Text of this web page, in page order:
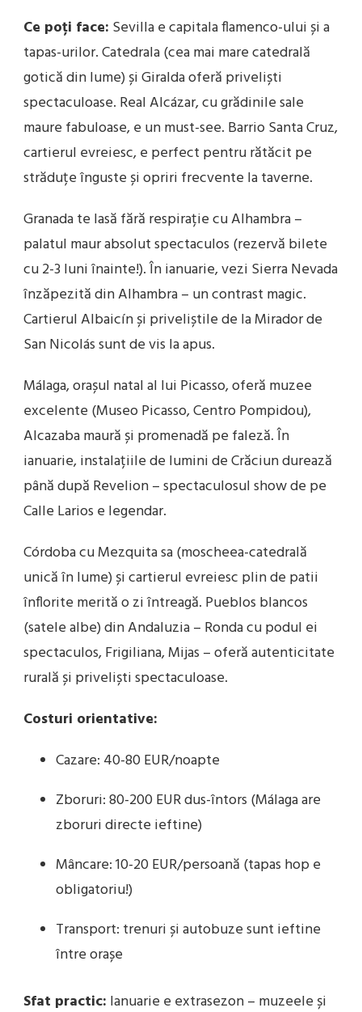
Ce poți face: Sevilla e capitala flamenco-ului și a
tapas-urilor. Catedrala (cea mai mare catedrală
gotică din lume) și Giralda oferă priveliști
spectaculoase. Real Alcázar, cu grădinile sale
maure fabuloase, e un must-see. Barrio Santa Cruz,
cartierul evreiesc, e perfect pentru rătăcit pe
străduțe înguste și opriri frecvente la taverne.
Granada te lasă fără respirație cu Alhambra –
palatul maur absolut spectaculos (rezervă bilete
cu 2-3 luni înainte!). În ianuarie, vezi Sierra Nevada
înzăpezită din Alhambra – un contrast magic.
Cartierul Albaicín și priveliștile de la Mirador de
San Nicolás sunt de vis la apus.
Málaga, orașul natal al lui Picasso, oferă muzee
excelente (Museo Picasso, Centro Pompidou),
Alcazaba maură și promenadă pe faleză. În
ianuarie, instalațiile de lumini de Crăciun durează
până după Revelion – spectaculosul show de pe
Calle Larios e legendar.
Córdoba cu Mezquita sa (moscheea-catedrală
unică în lume) și cartierul evreiesc plin de patii
înflorite merită o zi întreagă. Pueblos blancos
(satele albe) din Andaluzia – Ronda cu podul ei
spectaculos, Frigiliana, Mijas – oferă autenticitate
rurală și priveliști spectaculoase.
Costuri orientative:
Cazare: 40-80 EUR/noapte
Zboruri: 80-200 EUR dus-întors (Málaga are
zboruri directe ieftine)
Mâncare: 10-20 EUR/persoană (tapas hop e
obligatoriu!)
Transport: trenuri și autobuze sunt ieftine
între orașe
Sfat practic: Ianuarie e extrasezon – muzeele și